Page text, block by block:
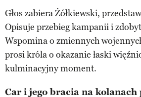
Głos zabiera Żółkiewski,
Opisuje przebieg kampanii i
Wspomina o zmiennych
prosi króla o okazanie łaski
kulminacyjny moment.
Car i jego bracia na kolanach